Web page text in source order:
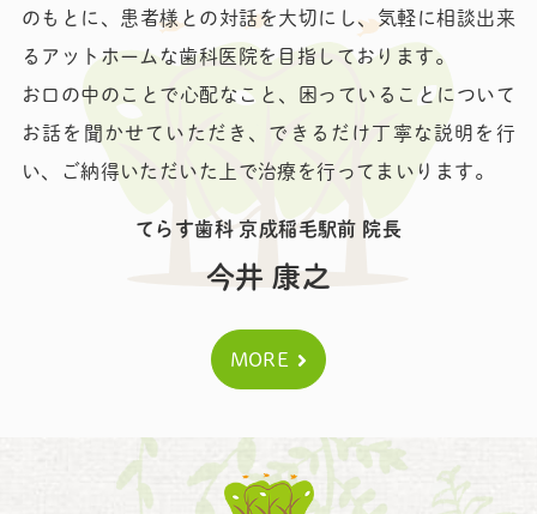
のもとに、患者様との対話を大切にし、気軽に相談出来
るアットホームな歯科医院を目指しております。
お口の中のことで心配なこと、困っていることについて
お話を聞かせていただき、できるだけ丁寧な説明を行
い、ご納得いただいた上で治療を行ってまいります。
てらす歯科 京成稲毛駅前 院長
今井 康之
MORE